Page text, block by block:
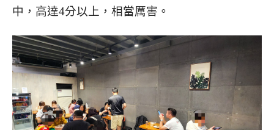
中，高達4分以上，相當厲害。